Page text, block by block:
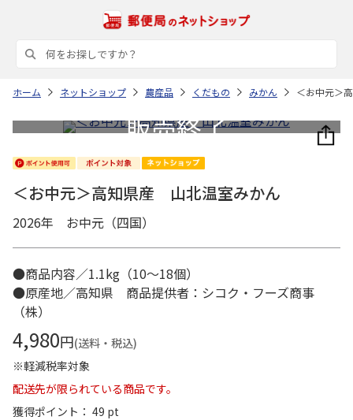
ホーム ネットショップ 農産品 くだもの みかん ＜お中元＞
＜お中元＞高知県産 山北温室みかん
2026年 お中元（四国）
●商品内容／1.1kg（10～18個）
●原産地／高知県 商品提供者：シコク・フーズ商事
（株）
4,980円(送料・税込)
※軽減税率対象
配送先が限られている商品です。
獲得ポイント： 49 pt